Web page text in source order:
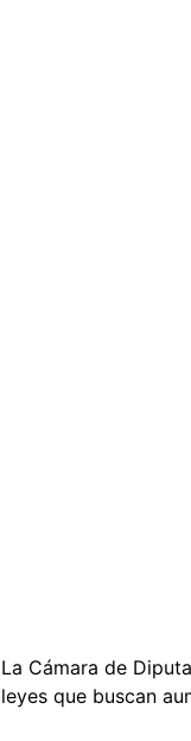
La Cámara de
leyes que buscan